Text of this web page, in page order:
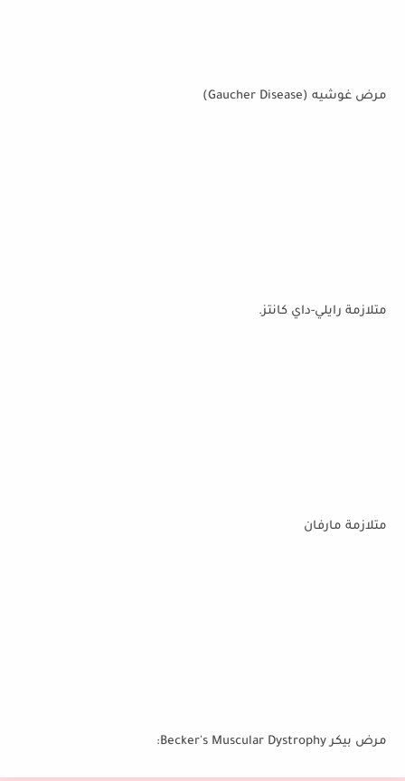
مرض غوشيه (Gaucher Disease)
متلازمة رايلي-داي كانتز.
متلازمة مارفان
مرض بيكر Becker's Muscular Dystrophy: